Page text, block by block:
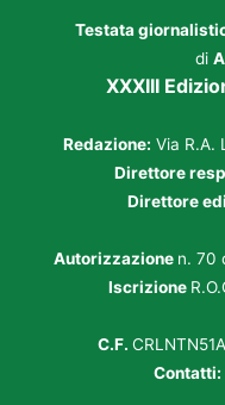
Testata
di
XXXIII
Redazione: Via R.A.
Direttore
Direttore
Autorizzazione n. 70
Iscrizione
C.F.
Contatti: